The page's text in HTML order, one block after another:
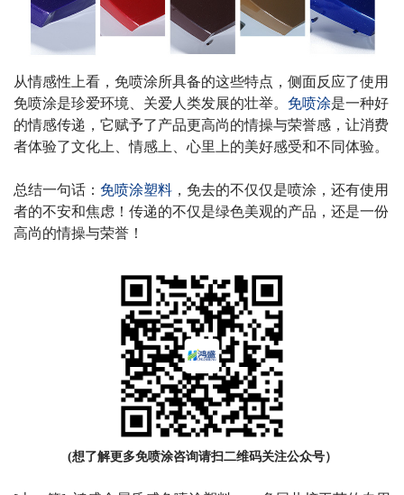
从情感性上看，免喷涂所具备的这些特点，侧面反应了使用
免喷涂是珍爱环境、关爱人类发展的壮举。 免喷涂是一种好
的情感传递，它赋予了产品更高尚的情操与荣誉感，让消费
者体验了文化上、情感上、心里上的美好感受和不同体验。
总结一句话： 免喷涂塑料 ，免去的不仅仅是喷涂，还有使用
者的不安和焦虑！传递的不仅是绿色美观的产品，还是一份
高尚的情操与荣誉！
(想了解更多免喷涂咨询请扫二维码关注公众号）